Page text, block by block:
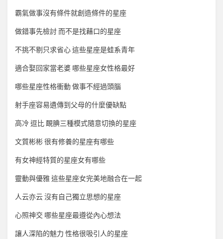
霸氣做事沒有條件就創造條件的星座
做錯事先檢討 而不是找藉口的星座
不挑不剔只求省心 這些星座是蛙系青年
適合娶回家當老婆 哪些星座女性格最好
哪些星座性格衝動 做事不經過頭腦
射手座容易遺傳到父母的什麼優缺點
高冷 逗比 靦腆三種模式隨意切換的星座
文質彬彬 很有修養的星座有哪些
有女神經特質的星座女有哪些
靈動與優雅 這些星座女完美地融合在一起
人云亦云 沒有自己獨立思想的星座
心照神交 哪些星座最遵從內心想法
讓人深陷的魅力 性格很吸引人的星座